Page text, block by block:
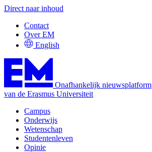
Direct naar inhoud
Contact
Over EM
English
Onafhankelijk nieuwsplatform
van de Erasmus Universiteit
Campus
Onderwijs
Wetenschap
Studentenleven
Opinie